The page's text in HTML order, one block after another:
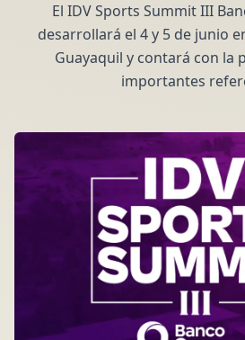
El IDV Sports Summit III
desarrollará el 4 y 5 de junio
Guayaquil y contará con la
importantes